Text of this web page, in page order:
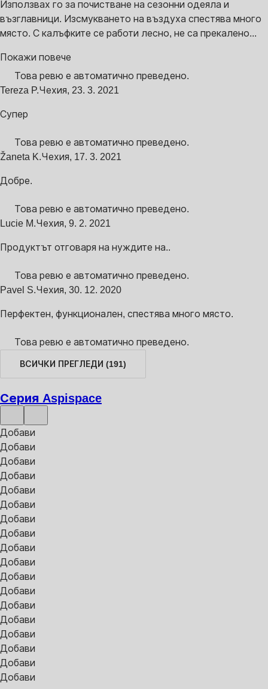
Използвах го за почистване на сезонни одеяла и
възглавници. Изсмукването на въздуха спестява много
място. С калъфките се работи лесно, не са прекалено...
Покажи повече
Това ревю е автоматично преведено.
Tereza P.Чехия, 23. 3. 2021
Супер
Това ревю е автоматично преведено.
Žaneta K.Чехия, 17. 3. 2021
Добре.
Това ревю е автоматично преведено.
Lucie M.Чехия, 9. 2. 2021
Продуктът отговаря на нуждите на..
Това ревю е автоматично преведено.
Pavel S.Чехия, 30. 12. 2020
Перфектен, функционален, спестява много място.
Това ревю е автоматично преведено.
ВСИЧКИ ПРЕГЛЕДИ (191)
Серия Aspispace
Добави
Добави
Добави
Добави
Добави
Добави
Добави
Добави
Добави
Добави
Добави
Добави
Добави
Добави
Добави
Добави
Добави
Добави